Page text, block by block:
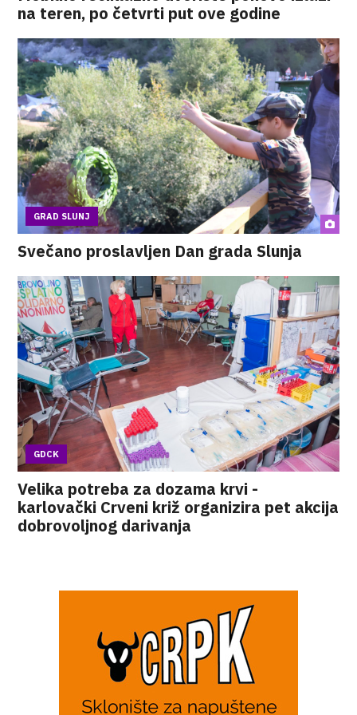
na teren, po četvrti put ove godine
GRAD SLUNJ
Svečano proslavljen Dan grada Slunja
GDCK
Velika potreba za dozama krvi -
karlovački Crveni križ organizira pet akcija
dobrovoljnog darivanja